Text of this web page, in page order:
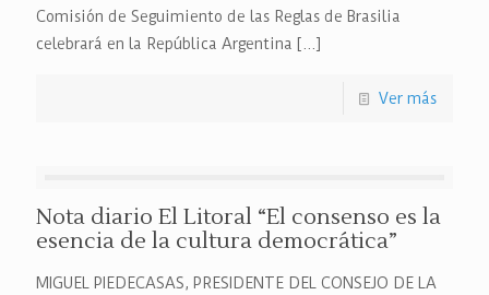
Comisión de Seguimiento de las Reglas de Brasilia
celebrará en la República Argentina […]
Ver más
Nota diario El Litoral “El consenso es la
esencia de la cultura democrática”
MIGUEL PIEDECASAS, PRESIDENTE DEL CONSEJO DE LA